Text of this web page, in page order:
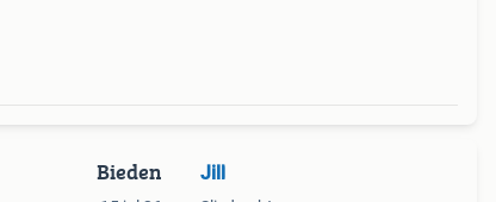
Bieden Jill